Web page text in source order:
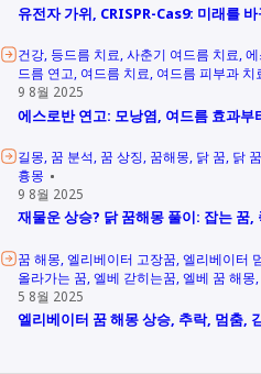
유전자 가위, CRISPR-Cas9: 미래를
건강 등드름 치료 사춘기 여드름 치료
드름 연고 여드름 치료 여드름 피부과 치
9 8월 2025
에스로반 연고: 모낭염, 여드름 효과부
길몽 꿈 분석 꿈 상징 꿈해몽 닭 꿈 닭
흉몽
9 8월 2025
재물운 상승? 닭 꿈해몽 풀이: 잡는 꿈,
꿈 해몽 엘리베이터 고장꿈 엘리베이터
올라가는 꿈 엘베 갇히는꿈 엘베 꿈 해몽
5 8월 2025
엘리베이터 꿈 해몽 상승, 추락, 멈춤,